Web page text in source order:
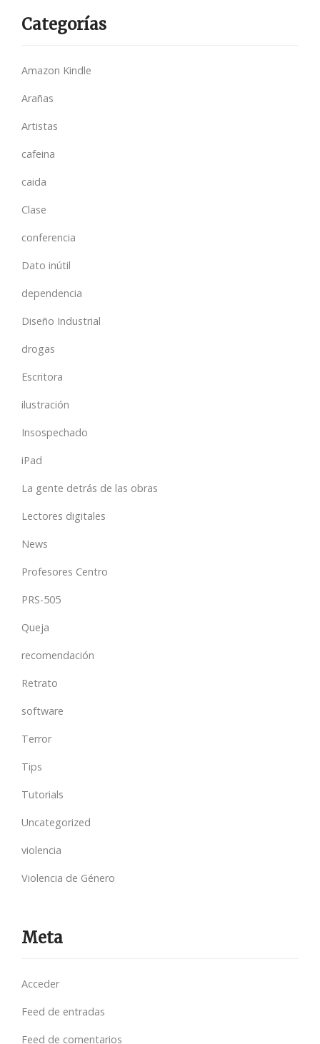
Categorías
Amazon Kindle
Arañas
Artistas
cafeina
caida
Clase
conferencia
Dato inútil
dependencia
Diseño Industrial
drogas
Escritora
ilustración
Insospechado
iPad
La gente detrás de las obras
Lectores digitales
News
Profesores Centro
PRS-505
Queja
recomendación
Retrato
software
Terror
Tips
Tutorials
Uncategorized
violencia
Violencia de Género
Meta
Acceder
Feed de entradas
Feed de comentarios